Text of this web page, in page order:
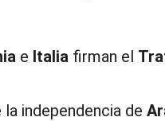
e Italiafirman el
independencia de